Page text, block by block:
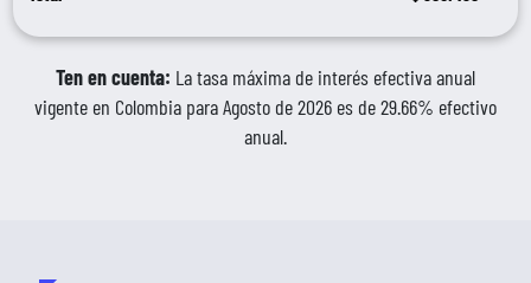
Ten en cuenta: La tasa máxima de interés efectiva anual
vigente en Colombia para Agosto de 2026 es de 29.66% efectivo
anual.